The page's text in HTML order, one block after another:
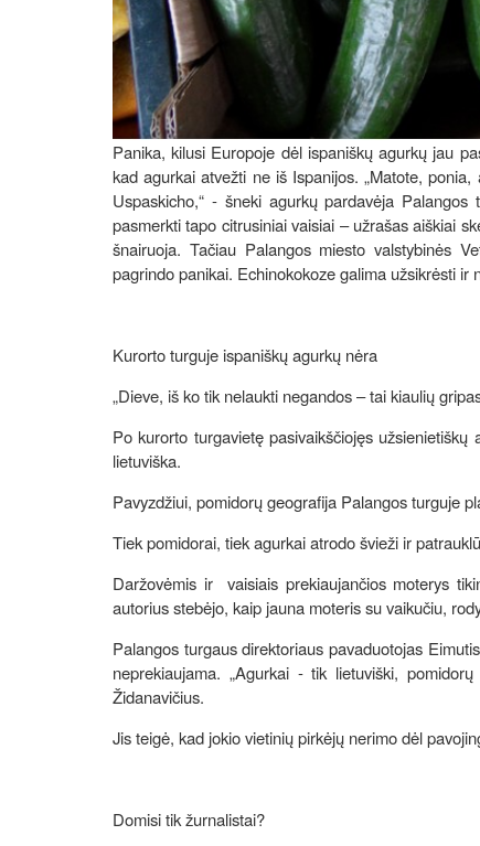
Panika, kilusi Europoje dėl ispaniškų agurkų jau
kad agurkai atvežti ne iš Ispanijos. „Matote,
Uspaskicho,“ - šneki agurkų pardavėja
pasmerkti tapo citrusiniai vaisiai – užrašas aiškiai
šnairuoja. Tačiau Palangos miesto valstybinės
pagrindo panikai. Echinokokoze galima užsikrėsti ir
Kurorto turguje ispaniškų agurkų nėra
„Dieve, iš ko tik nelaukti negandos – tai kiaulių
Po kurorto turgavietę pasivaikščiojęs
lietuviška.
Pavyzdžiui, pomidorų geografija Palangos turguje
Tiek pomidorai, tiek agurkai atrodo švieži ir
Daržovėmis ir vaisiais prekiaujančios moterys
autorius stebėjo, kaip jauna moteris su vaikučiu,
Palangos turgaus direktoriaus pavaduotojas
neprekiaujama. „Agurkai - tik lietuviški,
Židanavičius.
Jis teigė, kad jokio vietinių pirkėjų nerimo dėl
Domisi tik žurnalistai?